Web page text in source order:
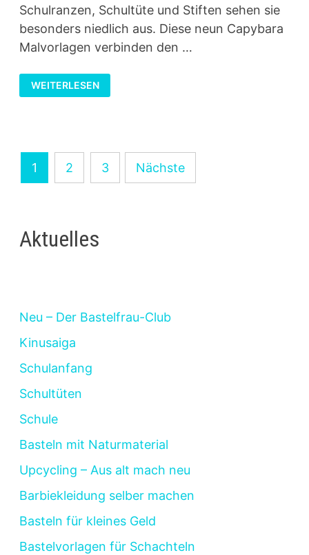
Schulranzen, Schultüte und Stiften sehen sie
besonders niedlich aus. Diese neun Capybara
Malvorlagen verbinden den …
CAPYBARA
MALVORLAGEN
ZUM
WEITERLESEN
Seitennummerierung
der
1 2 3 Nächste
Aktuelles
Neu – Der Bastelfrau-Club
Kinusaiga
Schulanfang
Schultüten
Schule
Basteln mit Naturmaterial
Upcycling – Aus alt mach neu
Barbiekleidung selber machen
Basteln für kleines Geld
Bastelvorlagen für Schachteln